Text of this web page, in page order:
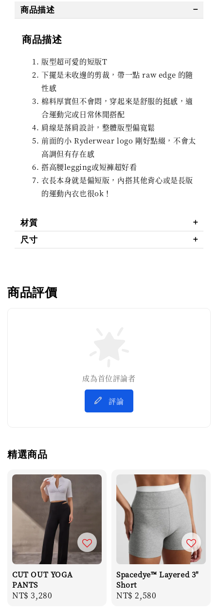
商品描述
商品描述
版型超可愛的短版T
下擺是未收邊的剪裁，帶一點 raw edge 的隨
性感
棉料厚實但不會悶，穿起來是舒服的挺感，適
合運動完或日常休閒搭配
肩線是落肩設計，整體版型偏寬鬆
前面的小 Ryderwear logo 剛好點綴，不會太
高調但有存在感
搭高腰legging或短褲超好看
衣長本身就是偏短版，內搭其他背心或是長版
的運動內衣也很ok！
材質
尺寸
商品評價
成為首位評論者
評論
精選商品
CUT OUT YOGA
PANTS
Regular
NT$ 3,280
Spacedye™ Layered 3"
Short
Regular
NT$ 2,580